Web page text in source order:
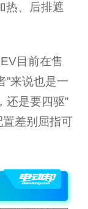
热、后排遮
目前在售
”来说也是一
还是要四驱”
差别屈指可